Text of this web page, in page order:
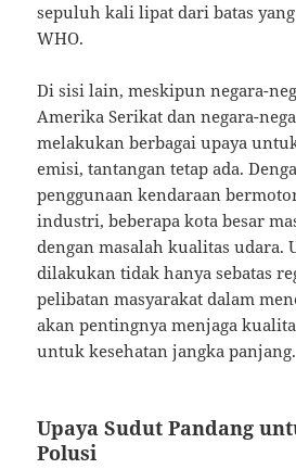
sepuluh kali lipat dari batas
WHO.
Di sisi lain, meskipun negara-
Amerika Serikat dan negara-
melakukan berbagai upaya
emisi, tantangan tetap ada.
penggunaan kendaraan
industri, beberapa kota besar
dengan masalah kualitas udara.
dilakukan tidak hanya sebatas
pelibatan masyarakat dalam
akan pentingnya menjaga
untuk kesehatan jangka panjang.
Upaya Sudut Pandang
Polusi